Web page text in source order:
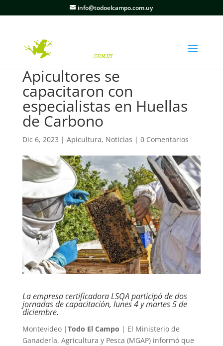
info@todoelcampo.com.uy
Apicultores se
capacitaron con
especialistas en Huellas
de Carbono
Dic 6, 2023 | Apicultura, Noticias | 0 Comentarios
La empresa certificadora LSQA participó de dos
jornadas de capacitación, lunes 4 y martes 5 de
diciembre.
Montevideo |Todo El Campo | El Ministerio de
Ganadería, Agricultura y Pesca (MGAP) informó que